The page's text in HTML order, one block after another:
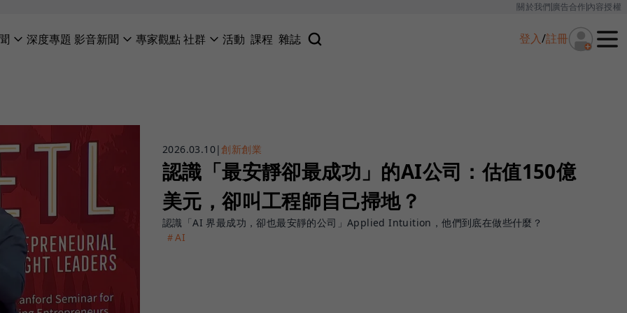
關於我們廣告合作內容授權
深度專題 影音新聞 專家觀點社群 活動 課程 雜誌 登入/註冊
2026.03.10|創新創業
認識「最安靜卻最成功」的AI公司：估值150億
美元，卻叫工程師自己掃地？
認識「AI 界最成功，卻也最安靜的公司」Applied Intuition，他們到底在做些什麼？
＃AI